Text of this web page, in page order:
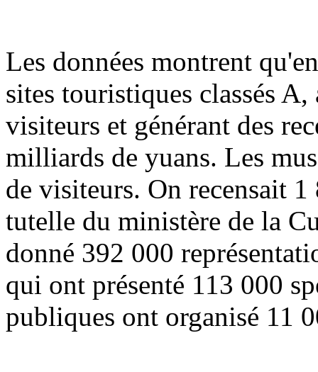
Les données montrent
sites touristiques classés
visiteurs et générant des
milliards de yuans. Les
de visiteurs. On recensait
tutelle du ministère de la
donné 392 000
qui ont présenté 113 000
publiques ont organisé 11